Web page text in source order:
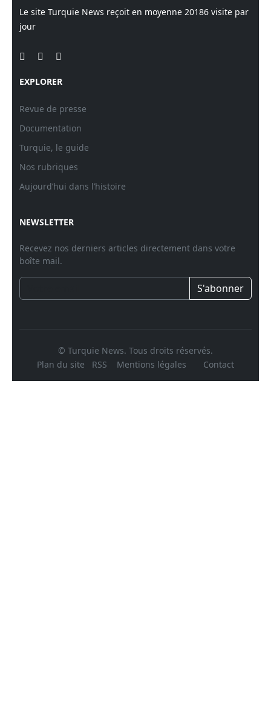
Le site Turquie News reçoit en moyenne 20186 visite par
jour
EXPLORER
Revue de presse
Documentation
Turquie, le guide
Nos rubriques
Aujourd’hui dans l’histoire
NEWSLETTER
Recevez nos derniers articles directement dans votre
boîte mail.
S'abonner
© Turquie News. Tous droits réservés.
Plan du site
RSS Mentions légales Contact